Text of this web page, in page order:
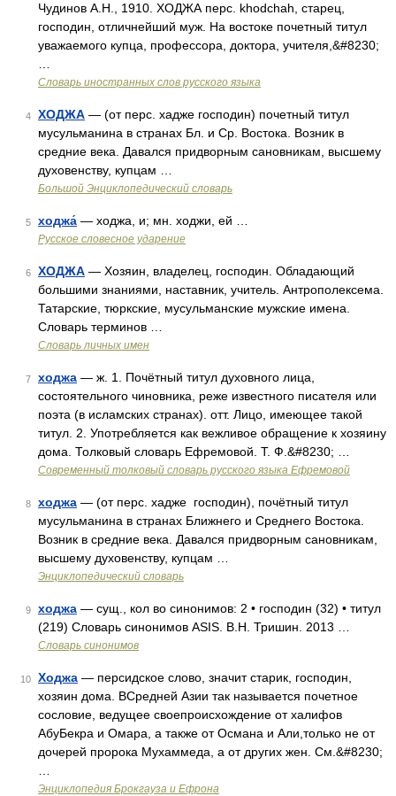
Чудинов А.Н., 1910. ХОДЖА перс. khodchah, старец,
господин, отличнейший муж. На востоке почетный титул
уважаемого купца, профессора, доктора, учителя,&#8230;
Словарь иностранных слов русского языка
4 ХОДЖА — (от перс. хадже господин) почетный титул
мусульманина в странах Бл. и Ср. Востока. Возник в
средние века. Давался придворным сановникам, высшему
духовенству, купцам …
Большой Энциклопедический словарь
5 ходжа́ — ходжа, и; мн. ходжи, ей …
Русское словесное ударение
6 ХОДЖА — Хозяин, владелец, господин. Обладающий
большими знаниями, наставник, учитель. Антрополексема.
Татарские, тюркские, мусульманские мужские имена.
Словарь терминов …
Словарь личных имен
7 ходжа — ж. 1. Почётный титул духовного лица,
состоятельного чиновника, реже известного писателя или
поэта (в исламских странах). отт. Лицо, имеющее такой
титул. 2. Употребляется как вежливое обращение к хозяину
дома. Толковый словарь Ефремовой. Т. Ф.&#8230; …
Современный толковый словарь русского языка Ефремовой
8 ходжа — (от перс. хадже господин), почётный титул
мусульманина в странах Ближнего и Среднего Востока.
Возник в средние века. Давался придворным сановникам,
высшему духовенству, купцам …
Энциклопедический словарь
9 ходжа — сущ., кол во синонимов: 2 • господин (32) • титул
(219) Словарь синонимов ASIS. В.Н. Тришин. 2013 …
Словарь синонимов
10 Ходжа — персидское слово, значит старик, господин,
хозяин дома. ВСредней Азии так называется почетное
сословие, ведущее своепроисхождение от халифов
АбуБекра и Омара, а также от Османа и Али,только не от
дочерей пророка Мухаммеда, а от других жен. См.&#8230;
Энциклопедия Брокгауза и Ефрона